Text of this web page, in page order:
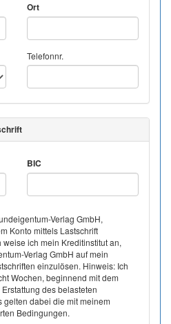
Ort
Telefonnr.
BIC
Verlag GmbH,
Konto mittels Lastschrift
ich mein Kreditinstitut an,
Verlag GmbH auf mein
einzulösen. Hinweis: Ich
Wochen, beginnend mit dem
des belasteten
gelten dabei die mit meinem
Bedingungen.